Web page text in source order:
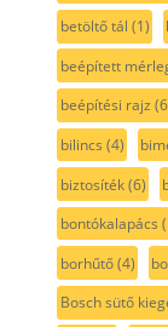
betöltő tál (1)
beépített
beépítési rajz
bilincs (4)
biztosíték(6)
bontókalapács
borhűtő(4)
Bosch sütő